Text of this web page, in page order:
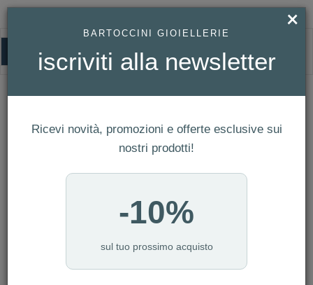
SERVIZI
NUMERO ARTICOLI:2
×
BARTOCCINI GIOIELLERIE
iscriviti alla newsletter
Ricevi novità, promozioni e offerte esclusive sui
nostri prodotti!
-10%
sul tuo prossimo acquisto